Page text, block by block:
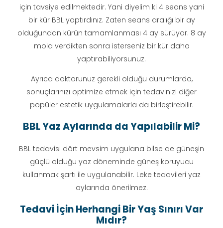
için tavsiye edilmektedir. Yani diyelim ki 4 seans yani
bir kür BBL yaptırdınız. Zaten seans aralığı bir ay
olduğundan kürün tamamlanması 4 ay sürüyor. 8 ay
mola verdikten sonra isterseniz bir kür daha
yaptırabiliyorsunuz.
Ayrıca doktorunuz gerekli olduğu durumlarda,
sonuçlarınızı optimize etmek için tedavinizi diğer
popüler estetik uygulamalarla da birleştirebilir.
BBL Yaz Aylarında da Yapılabilir Mi?
BBL tedavisi dört mevsim uygulana bilse de güneşin
güçlü olduğu yaz döneminde güneş koruyucu
kullanmak şartı ile uygulanabilir. Leke tedavileri yaz
aylarında önerilmez.
Tedavi İçin Herhangi Bir Yaş Sınırı Var
Mıdır?